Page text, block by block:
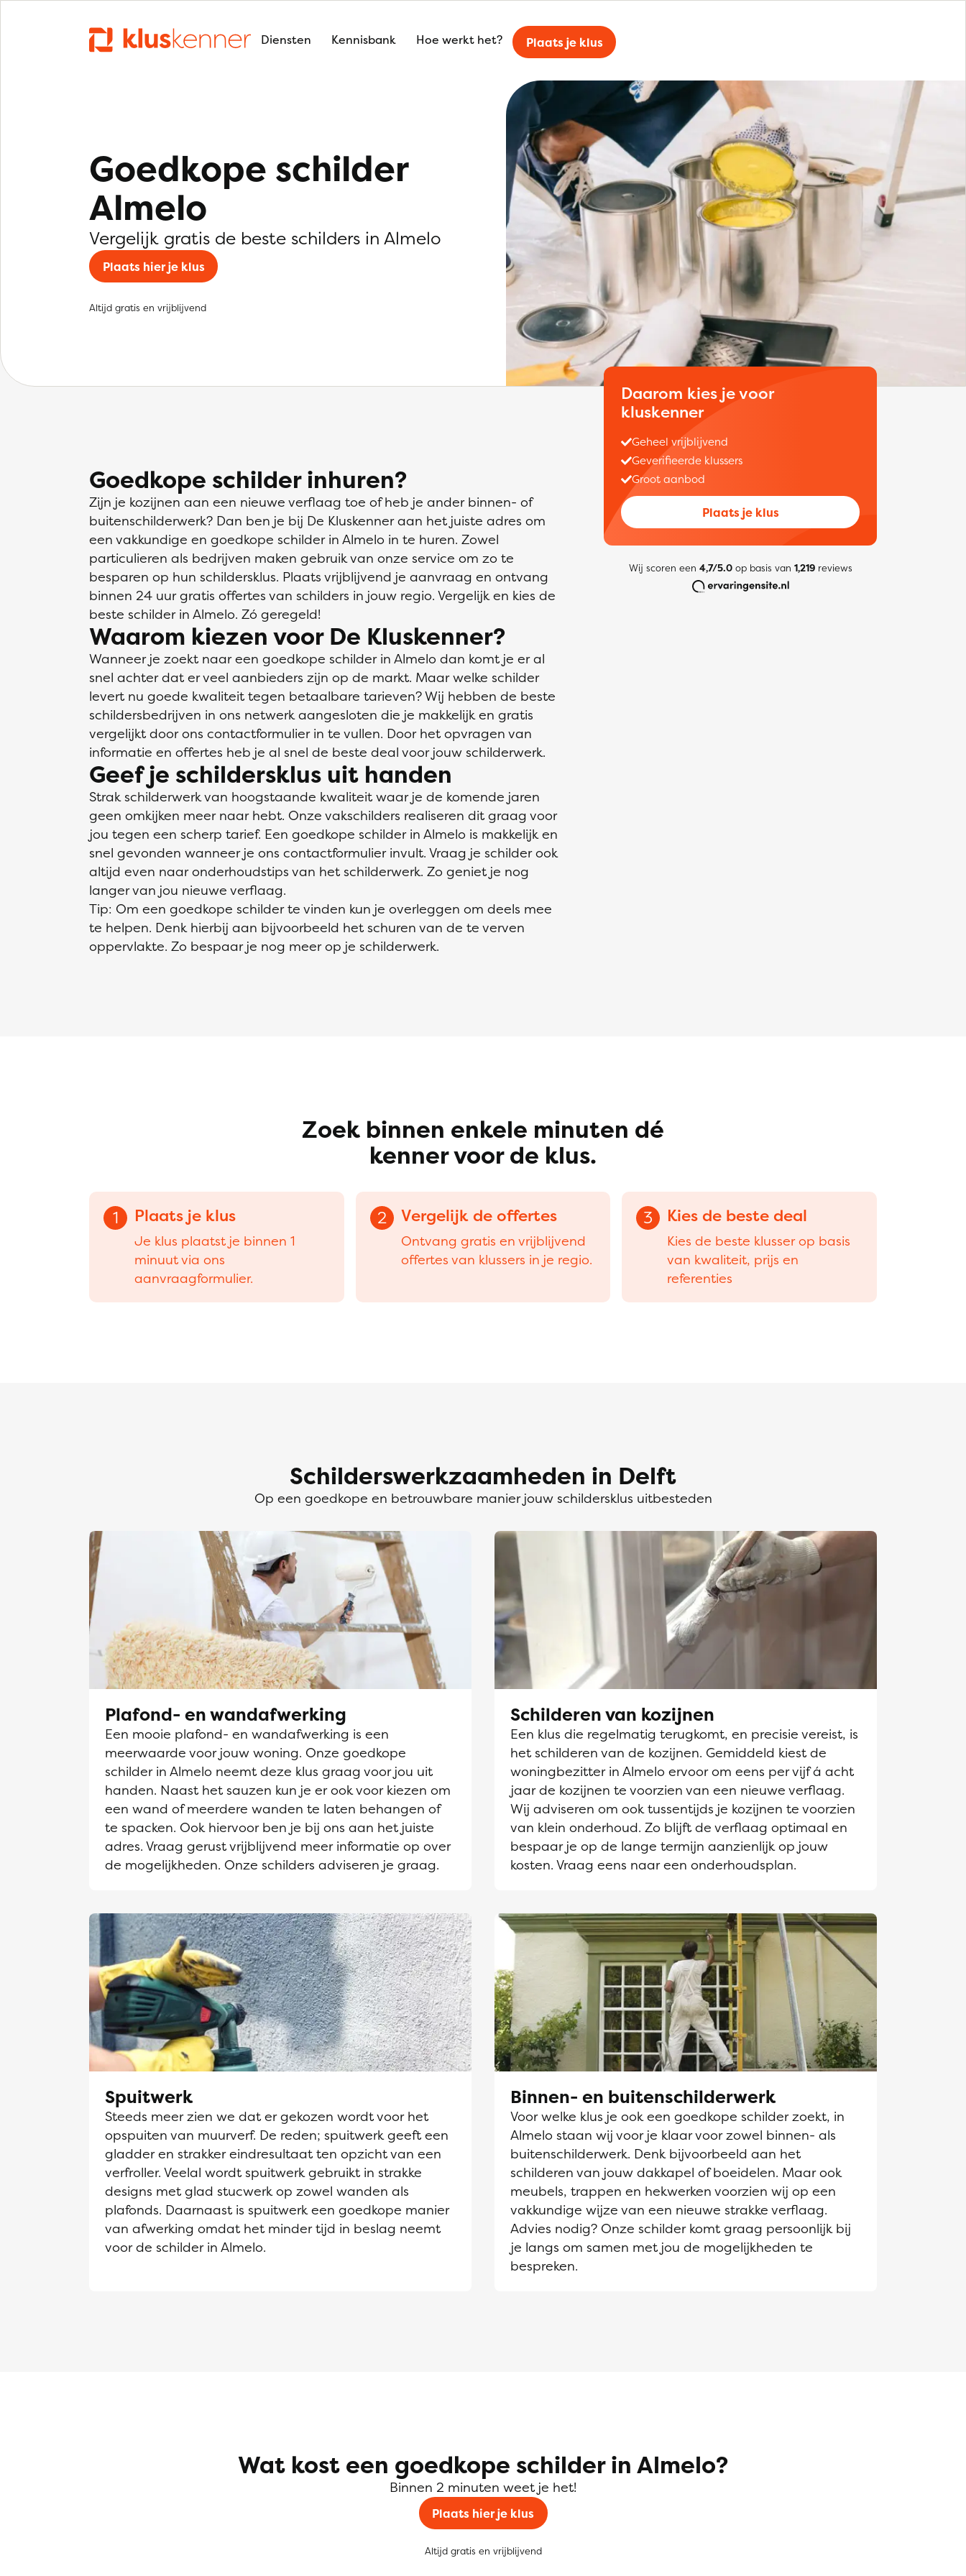
Diensten Kennisbank Hoe werkt het? Plaats je klus
Goedkope schilder
Almelo
Vergelijk gratis de beste schilders in Almelo
Plaats hier je klus
Altijd gratis en vrijblijvend
Goedkope schilder inhuren?
Zijn je kozijnen aan een nieuwe verflaag toe of heb je ander binnen- of
buitenschilderwerk? Dan ben je bij De Kluskenner aan het juiste adres om
een vakkundige en goedkope schilder in Almelo in te huren. Zowel
particulieren als bedrijven maken gebruik van onze service om zo te
besparen op hun schildersklus. Plaats vrijblijvend je aanvraag en ontvang
binnen 24 uur gratis offertes van schilders in jouw regio. Vergelijk en kies de
beste schilder in Almelo. Zó geregeld!
Waarom kiezen voor De Kluskenner?
Wanneer je zoekt naar een goedkope schilder in Almelo dan komt je er al
snel achter dat er veel aanbieders zijn op de markt. Maar welke schilder
levert nu goede kwaliteit tegen betaalbare tarieven? Wij hebben de beste
schildersbedrijven in ons netwerk aangesloten die je makkelijk en gratis
vergelijkt door ons contactformulier in te vullen. Door het opvragen van
informatie en offertes heb je al snel de beste deal voor jouw schilderwerk.
Geef je schildersklus uit handen
Strak schilderwerk van hoogstaande kwaliteit waar je de komende jaren
geen omkijken meer naar hebt. Onze vakschilders realiseren dit graag voor
jou tegen een scherp tarief. Een goedkope schilder in Almelo is makkelijk en
snel gevonden wanneer je ons contactformulier invult. Vraag je schilder ook
altijd even naar onderhoudstips van het schilderwerk. Zo geniet je nog
langer van jou nieuwe verflaag.
Tip: Om een goedkope schilder te vinden kun je overleggen om deels mee
te helpen. Denk hierbij aan bijvoorbeeld het schuren van de te verven
oppervlakte. Zo bespaar je nog meer op je schilderwerk.
Daarom kies je voor
kluskenner
Geheel vrijblijvend
Geverifieerde klussers
Groot aanbod
Plaats je klus
Wij scoren een 4,7/5.0op basis van 1,219reviews
Zoek binnen enkele minuten dé
kenner voor de klus.
1 Plaats je klus
Je klus plaatst je binnen 1
minuut via ons
aanvraagformulier.
2 Vergelijk de offertes
Ontvang gratis en vrijblijvend
offertes van klussers in je regio.
3 Kies de beste deal
Kies de beste klusser op basis
van kwaliteit, prijs en
referenties
Schilderswerkzaamheden in Delft
Op een goedkope en betrouwbare manier jouw schildersklus uitbesteden
Plafond- en wandafwerking
Een mooie plafond- en wandafwerking is een
meerwaarde voor jouw woning. Onze goedkope
schilder in Almelo neemt deze klus graag voor jou uit
handen. Naast het sauzen kun je er ook voor kiezen om
een wand of meerdere wanden te laten behangen of
te spacken. Ook hiervoor ben je bij ons aan het juiste
adres. Vraag gerust vrijblijvend meer informatie op over
de mogelijkheden. Onze schilders adviseren je graag.
Schilderen van kozijnen
Een klus die regelmatig terugkomt, en precisie vereist, is
het schilderen van de kozijnen. Gemiddeld kiest de
woningbezitter in Almelo ervoor om eens per vijf á acht
jaar de kozijnen te voorzien van een nieuwe verflaag.
Wij adviseren om ook tussentijds je kozijnen te voorzien
van klein onderhoud. Zo blijft de verflaag optimaal en
bespaar je op de lange termijn aanzienlijk op jouw
kosten. Vraag eens naar een onderhoudsplan.
Spuitwerk
Steeds meer zien we dat er gekozen wordt voor het
opspuiten van muurverf. De reden; spuitwerk geeft een
gladder en strakker eindresultaat ten opzicht van een
verfroller. Veelal wordt spuitwerk gebruikt in strakke
designs met glad stucwerk op zowel wanden als
plafonds. Daarnaast is spuitwerk een goedkope manier
van afwerking omdat het minder tijd in beslag neemt
voor de schilder in Almelo.
Binnen- en buitenschilderwerk
Voor welke klus je ook een goedkope schilder zoekt, in
Almelo staan wij voor je klaar voor zowel binnen- als
buitenschilderwerk. Denk bijvoorbeeld aan het
schilderen van jouw dakkapel of boeidelen. Maar ook
meubels, trappen en hekwerken voorzien wij op een
vakkundige wijze van een nieuwe strakke verflaag.
Advies nodig? Onze schilder komt graag persoonlijk bij
je langs om samen met jou de mogelijkheden te
bespreken.
Wat kost een goedkope schilder in Almelo?
Binnen 2 minuten weet je het!
Plaats hier je klus
Altijd gratis en vrijblijvend